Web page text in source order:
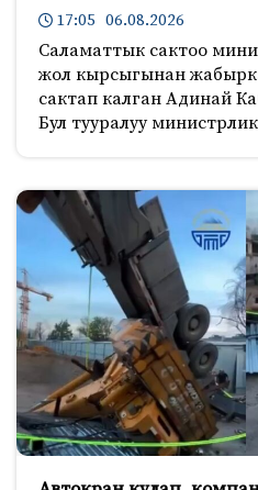
17:05 06.08.2026
Саламаттык сактоо
жол кырсыгынан
сактап калган Адинай
Бул тууралуу